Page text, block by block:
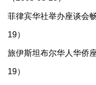
菲律宾华社举办座谈会
19）
旅伊斯坦布尔华人华侨
19）